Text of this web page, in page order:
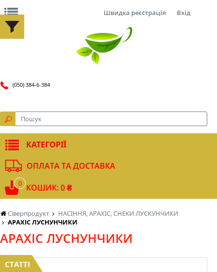
Сіверпродукт
НАСІННЯ, АРАХІС, СНЕКИ ЛУСКУНЧИКИ
АРАХІС ЛУСНУНЧИКИ
АРАХІС ЛУСНУНЧИКИ
СТАТТІ
Швидка реєстрація Вхід
(050) 384-6-384
КАТЕГОРІЇ
ОПЛАТА ТА ДОСТАВКА
0 КОШИК: 0 ₴